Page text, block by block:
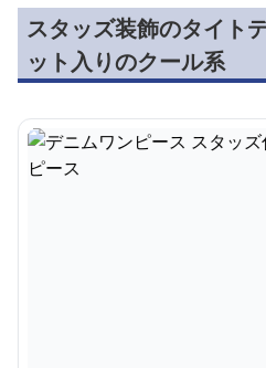
スタッズ装飾のタイト
ット入りのクール系